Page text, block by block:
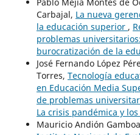
Carbajal, La nueva
la educación superior ,
problemas
burocratización de la
José Fernando López
Torres, Tecnología
en Educación Media
de problemas
La crisis pandémica y
Mauricio Andión